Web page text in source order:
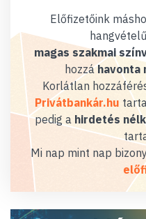
Előfizetőink
magas szakmai
hozzáhavonta
Korlátlan
Privátbankár.hu
pedig a hirdetés
Mi nap mint nap